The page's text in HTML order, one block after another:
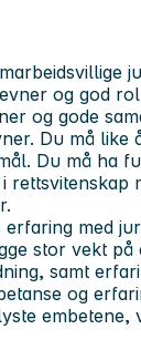
og god
og gode
Du må like
Du må ha
rettsvitenskap
med
stor vekt
samt
og
embetene,